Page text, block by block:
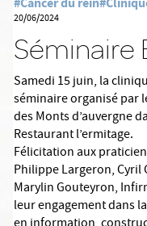
20/06/2024
Séminaire
Samedi 15 juin, la
séminaire organisé par
des Monts d’auvergne
Restaurant l’ermitage.
Félicitation aux
Philippe Largeron, Cyril
Marylin Gouteyron,
leur engagement dans